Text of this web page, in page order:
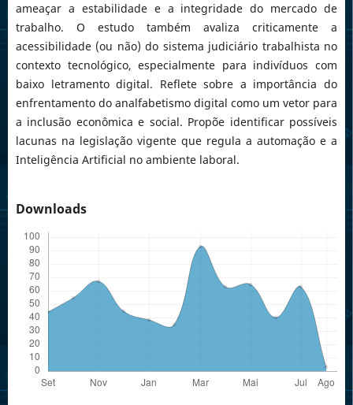
ameaçar a estabilidade e a integridade do mercado de
trabalho. O estudo também avaliza criticamente a
acessibilidade (ou não) do sistema judiciário trabalhista no
contexto tecnológico, especialmente para indivíduos com
baixo letramento digital. Reflete sobre a importância do
enfrentamento do analfabetismo digital como um vetor para
a inclusão econômica e social. Propõe identificar possíveis
lacunas na legislação vigente que regula a automação e a
Inteligência Artificial no ambiente laboral.
Downloads